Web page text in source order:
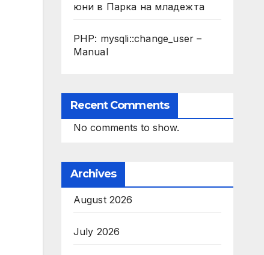
юни в Парка на младежта
PHP: mysqli::change_user –
Manual
Recent Comments
No comments to show.
Archives
August 2026
July 2026